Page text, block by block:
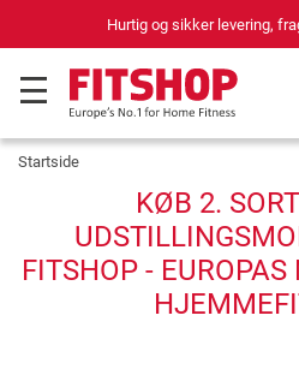
Hurtig og sikker levering,
Startside
KØB 2.
FITSHOP -